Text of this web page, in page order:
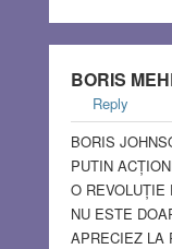
BORIS
Reply
BORIS
PUTIN
O REVOLUȚIE
NU ESTE
APRECIEZ LA